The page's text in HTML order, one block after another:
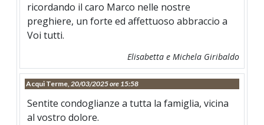
ricordando il caro Marco nelle nostre
preghiere, un forte ed affettuoso abbraccio a
Voi tutti.
Elisabetta e Michela Giribaldo
Acqui Terme,20/03/2025 ore 15:58
Sentite condoglianze a tutta la famiglia, vicina
al vostro dolore.